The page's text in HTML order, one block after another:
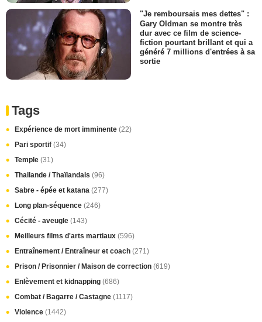
"Je remboursais mes dettes" :
Gary Oldman se montre très
dur avec ce film de science-
fiction pourtant brillant et qui a
généré 7 millions d'entrées à sa
sortie
Tags
Expérience de mort imminente (22)
Pari sportif (34)
Temple (31)
Thailande / Thaïlandais (96)
Sabre - épée et katana (277)
Long plan-séquence (246)
Cécité - aveugle (143)
Meilleurs films d'arts martiaux (596)
Entraînement / Entraîneur et coach (271)
Prison / Prisonnier / Maison de correction (619)
Enlèvement et kidnapping (686)
Combat / Bagarre / Castagne (1117)
Violence (1442)